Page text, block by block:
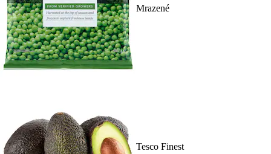
Mrazené
Tesco Finest